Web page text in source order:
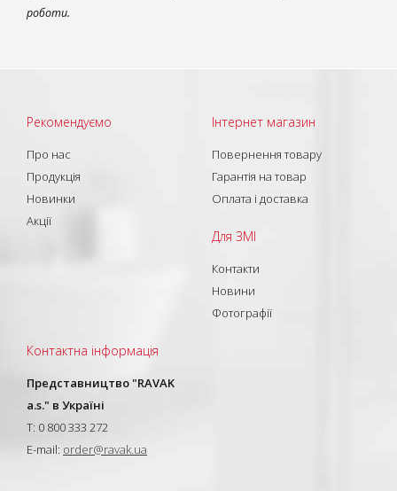
роботи.
Рекомендуємо
Про нас
Продукція
Новинки
Акції
Інтернет магазин
Повернення товару
Гарантія на товар
Оплата і доставка
Для ЗМІ
Контакти
Новини
Фотографії
Контактна інформація
Представництво "RAVAK
a.s." в Україні
T: 0 800 333 272
E-mail: order@ravak.ua